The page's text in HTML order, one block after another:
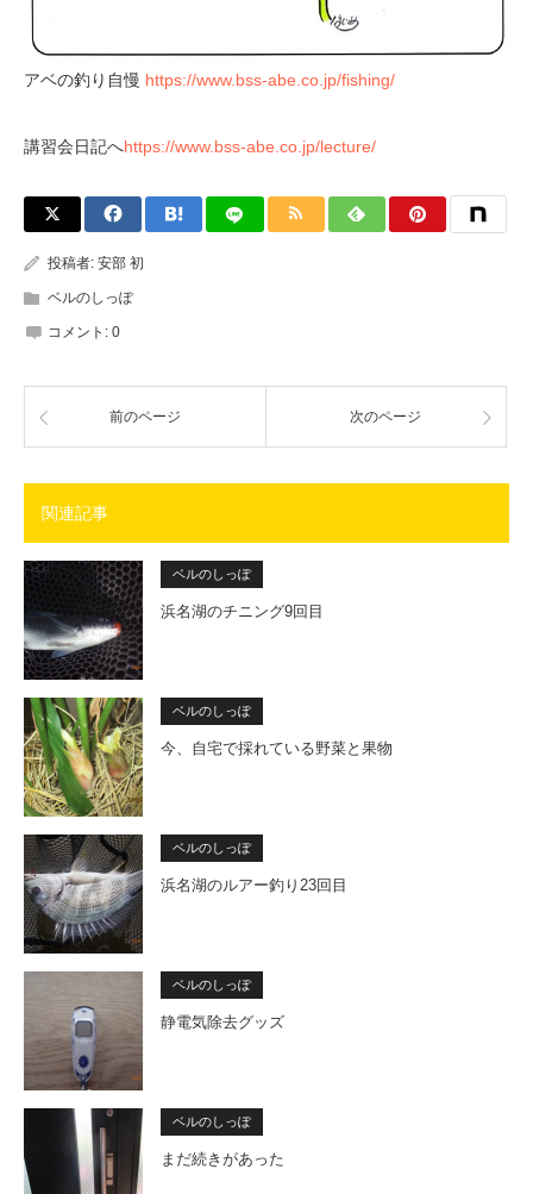
アベの釣り自慢 https://www.bss-abe.co.jp/fishing/
講習会日記へhttps://www.bss-abe.co.jp/lecture/
投稿者: 安部 初
ベルのしっぽ
コメント: 0
前のページ 次のページ
関連記事
ベルのしっぽ
浜名湖のチニング9回目
ベルのしっぽ
今、自宅で採れている野菜と果物
ベルのしっぽ
浜名湖のルアー釣り23回目
ベルのしっぽ
静電気除去グッズ
ベルのしっぽ
まだ続きがあった